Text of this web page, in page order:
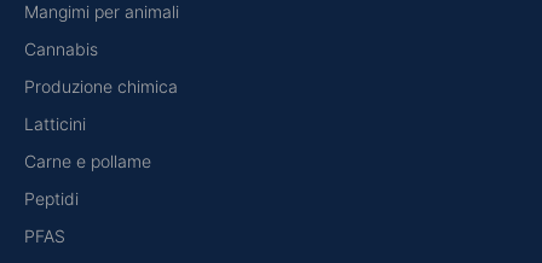
Mangimi per animali
Cannabis
Produzione chimica
Latticini
Carne e pollame
Peptidi
PFAS